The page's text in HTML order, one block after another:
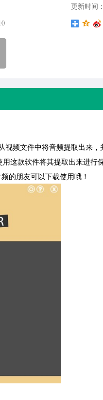
更新时间
频文件中将音频提取出来
这款软件将其提取出来进行
的朋友可以下载使用哦！